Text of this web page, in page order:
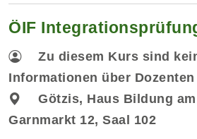
ÖIF
Zu diesem Kurs sind
Informationen über
Götzis, Haus Bildung
Garnmarkt 12, Saal 102